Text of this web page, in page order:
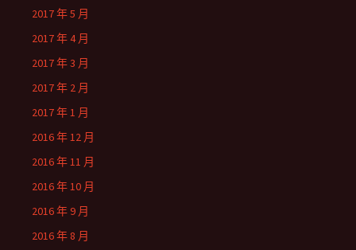
2017 年 5 月
2017 年 4 月
2017 年 3 月
2017 年 2 月
2017 年 1 月
2016 年 12 月
2016 年 11 月
2016 年 10 月
2016 年 9 月
2016 年 8 月